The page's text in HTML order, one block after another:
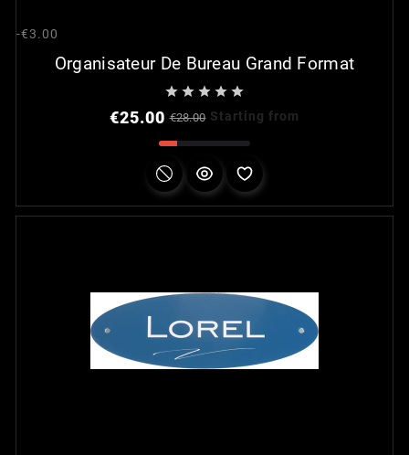
-€3.00
Organisateur De Bureau Grand Format
    
€25.00 €28.00 Regular
Starting from